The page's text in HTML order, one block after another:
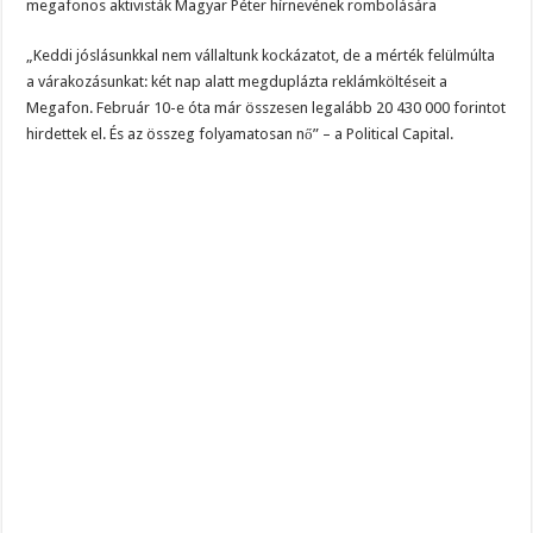
megafonos aktivisták Magyar Péter hírnevének rombolására
„Keddi jóslásunkkal nem vállaltunk kockázatot, de a mérték felülmúlta
a várakozásunkat: két nap alatt megduplázta reklámköltéseit a
Megafon. Február 10-e óta már összesen legalább 20 430 000 forintot
hirdettek el. És az összeg folyamatosan nő” – a Political Capital.